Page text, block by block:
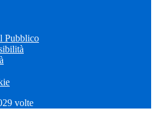
Pubblico
volte